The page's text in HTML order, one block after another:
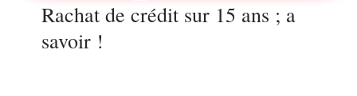
Rachat de crédit sur 15 ans ; a
savoir !